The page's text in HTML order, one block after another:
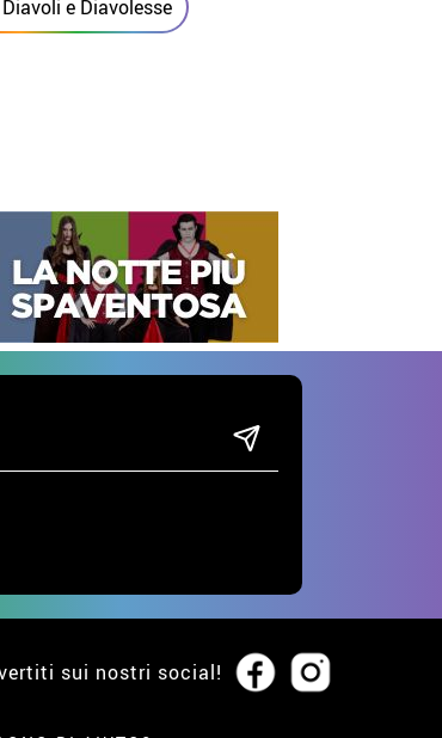
e Diavolesse
sui nostri social!